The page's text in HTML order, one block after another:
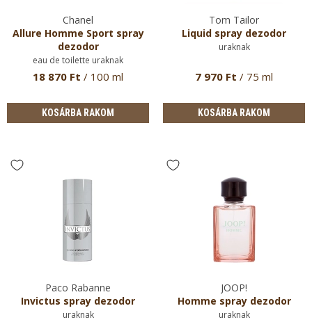
Chanel
Allure Homme Sport spray
dezodor
eau de toilette uraknak
18 870 Ft / 100 ml
KOSÁRBA RAKOM
Tom Tailor
Liquid spray dezodor
uraknak
7 970 Ft / 75 ml
KOSÁRBA RAKOM
Paco Rabanne
Invictus spray dezodor
uraknak
JOOP!
Homme spray dezodor
uraknak